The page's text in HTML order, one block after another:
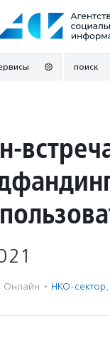
поиск
Онлайн · НКО-сектор,